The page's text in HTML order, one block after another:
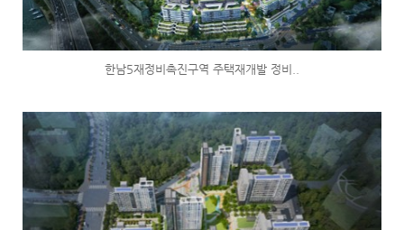
한남5재정비촉진구역 주택재개발 정비..